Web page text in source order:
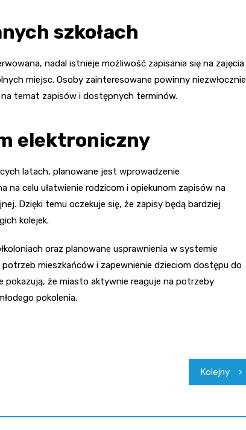
szkołach
nadal istnieje możliwość zapisania się na zajęcia
miejsc. Osoby zainteresowane powinny niezwłocznie
temat zapisów i dostępnych terminów.
elektroniczny
latach, planowane jest wprowadzenie
na celu ułatwienie rodzicom i opiekunom zapisów na
Dzięki temu oczekuje się, że zapisy będą bardziej
kolejek.
oraz planowane usprawnienia w systemie
mieszkańców i zapewnienie dzieciom dostępu do
że miasto aktywnie reaguje na potrzeby
pokolenia.
Kolejny